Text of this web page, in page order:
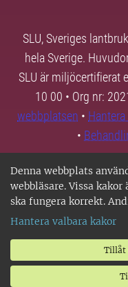
Denna webbplats
webbläsare. Vissa
ska fungera korrekt.
Hantera valbara kakor
Tillåt
SLU, Sveriges
hela Sverige.
SLU är miljöcertifierat
10 00 • Org nr:
webbplatsen •
•